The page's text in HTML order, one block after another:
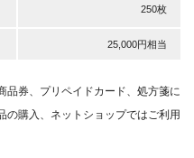
250枚
25,000円相当
券、プリペイドカード、処方箋に
の購入、ネットショップではご利用